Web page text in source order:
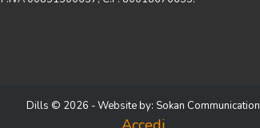
Dills © 2026 - Website by: Sokan Communication